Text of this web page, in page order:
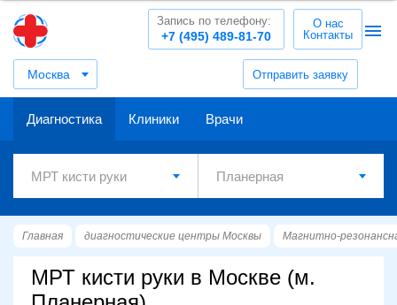
Москва Отправить заявку
+7 (495) 489-81-70
Запись по телефону:
О нас
Контакты
Диагностика Клиники Врачи
Главная диагностические центры Москвы Магнитно-
МРТ кисти руки в Москве (м.